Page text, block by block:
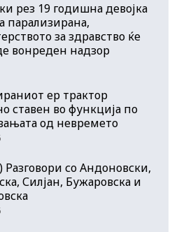
рез 19 годишна девојка
парализирана,
за здравство ќе
вонреден надзор
ер трактор
ставен во функција по
од невремето
со Андоновски,
Силјан, Бужаровска и